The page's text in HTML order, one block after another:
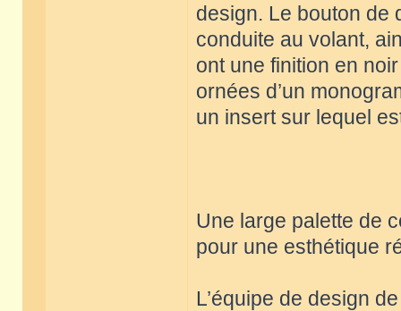
design. Le bouton de
conduite au volant,
ont une finition en
ornées d’un
un insert sur lequel
Une large palette de
pour une esthétique
L’équipe de design